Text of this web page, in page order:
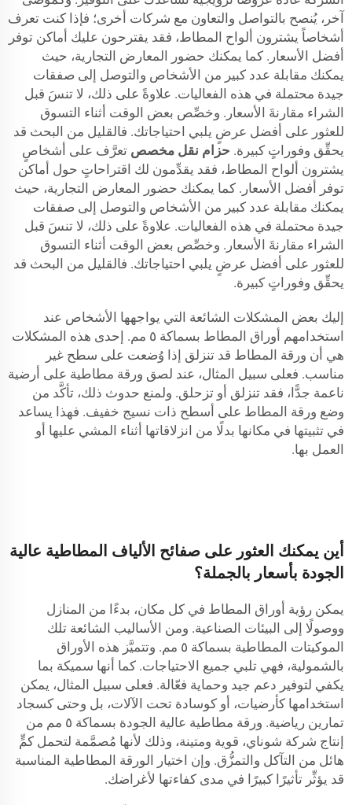
آخر، يُنصح بالتواصل والتعاون مع شركات أخرى؛ فإذا كنت تعرف
أشخاصاً يشترون ألواح المطاط، فقد يقترحون عليك أماكن توفر
أفضل الأسعار. كما يمكنك حضور المعارض التجارية، حيث
يمكنك مقابلة عدد كبير من الأشخاص والتوصل إلى صفقات
جيدة محتملة في هذه الفعاليات. علاوةً على ذلك، لا تنسَ قبل
الشراء مقارنةَ الأسعار. وخصِّص بعض الوقت أثناء التسوق
للعثور على أفضل عرضٍ يلبي احتياجاتك. فالقليل من البحث قد
يحقِّق وفوراتٍ كبيرة. حزام نقل مخصص تعرَّف على أشخاصٍ
يشترون ألواح المطاط، فقد يقدِّمون لك اقتراحاتٍ حول أماكن
توفر أفضل الأسعار. كما يمكنك حضور المعارض التجارية، حيث
يمكنك مقابلة عدد كبير من الأشخاص والتوصل إلى صفقات
جيدة محتملة في هذه الفعاليات. علاوةً على ذلك، لا تنسَ قبل
الشراء مقارنةَ الأسعار. وخصِّص بعض الوقت أثناء التسوق
للعثور على أفضل عرضٍ يلبي احتياجاتك. فالقليل من البحث قد
يحقِّق وفوراتٍ كبيرة.
إليك بعض المشكلات الشائعة التي يواجهها الأشخاص عند
استخدامهم أوراق المطاط بسماكة ٥ مم. إحدى هذه المشكلات
هي أن ورقة المطاط قد تنزلق إذا وُضعت على سطح غير
مناسب. فعلى سبيل المثال، عند لصق ورقة مطاطية على أرضية
ناعمة جدًّا، فقد تنزلق أو تزحلق. ولمنع حدوث ذلك، تأكَّد من
وضع ورقة المطاط على أسطح ذات نسيج خفيف. فهذا يساعد
في تثبيتها في مكانها بدلًا من انزلاقاتها أثناء المشي عليها أو
العمل بها.
أين يمكنك العثور على صفائح الألياف المطاطية عالية
الجودة بأسعار بالجملة؟
يمكن رؤية أوراق المطاط في كل مكان، بدءًا من المنازل
ووصولًا إلى البيئات الصناعية. ومن الأساليب الشائعة تلك
الموكيتات المطاطية بسماكة ٥ مم. وتتميَّز هذه الأوراق
بالشمولية، فهي تلبي جميع الاحتياجات. كما أنها سميكة بما
يكفي لتوفير دعم جيد وحماية فعّالة. فعلى سبيل المثال، يمكن
استخدامها كأرضيات، أو كوسادة تحت الآلات، بل وحتى كسجاد
تمارين رياضية. ورقة مطاطية عالية الجودة بسماكة ٥ مم من
إنتاج شركة شوناي، قوية ومتينة، وذلك لأنها مُصمَّمة لتحمل كمٍّ
هائل من التآكل والتمزُّق. وإن اختيار الورقة المطاطية المناسبة
قد يؤثِّر تأثيرًا كبيرًا في مدى كفاءتها لأغراضك.